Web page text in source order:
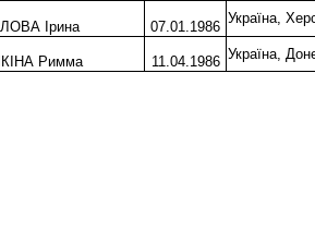
Ірина 07.01.1986
Україна,
Римма 11.04.1986 Україна,